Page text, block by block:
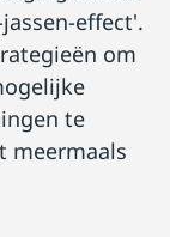
effect'.
om
te
meermaals